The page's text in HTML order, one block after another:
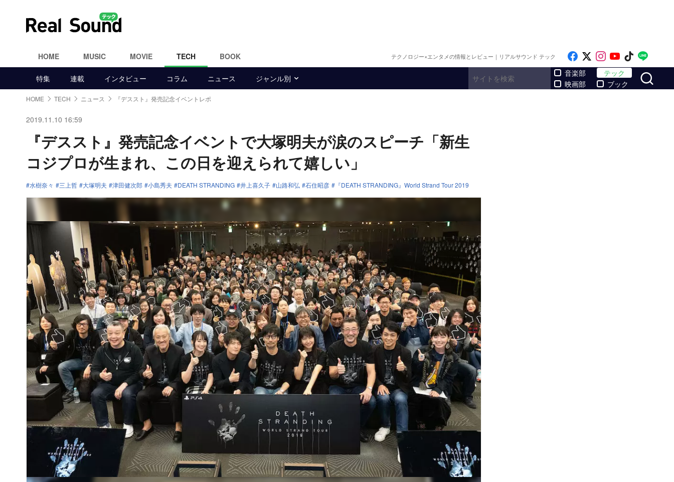
HOME MUSIC MOVIE TECH BOOK テクノロジー×エンタメの情報とレビュー｜リアルサウンド テック Like on Facebook
Follow on x
Follow on
Follow on
Follow
特集 連載 インタビュー コラム ニュース ジャンル別
音楽部
映画部
テック
ブック
HOME TECH ニュース 『デススト』発売記念イベントレポ
2019.11.10 16:59
『デススト』発売記念イベントで大塚明夫が涙のスピーチ「新生
コジプロが生まれ、この日を迎えられて嬉しい」
水樹奈々 三上哲 大塚明夫 津田健次郎 小島秀夫 DEATH STRANDING 井上喜久子 山路和弘 石住昭彦 『DEATH STRANDING』World Strand Tour 2019